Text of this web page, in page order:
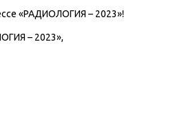
«РАДИОЛОГИЯ – 2023»!
– 2023»,